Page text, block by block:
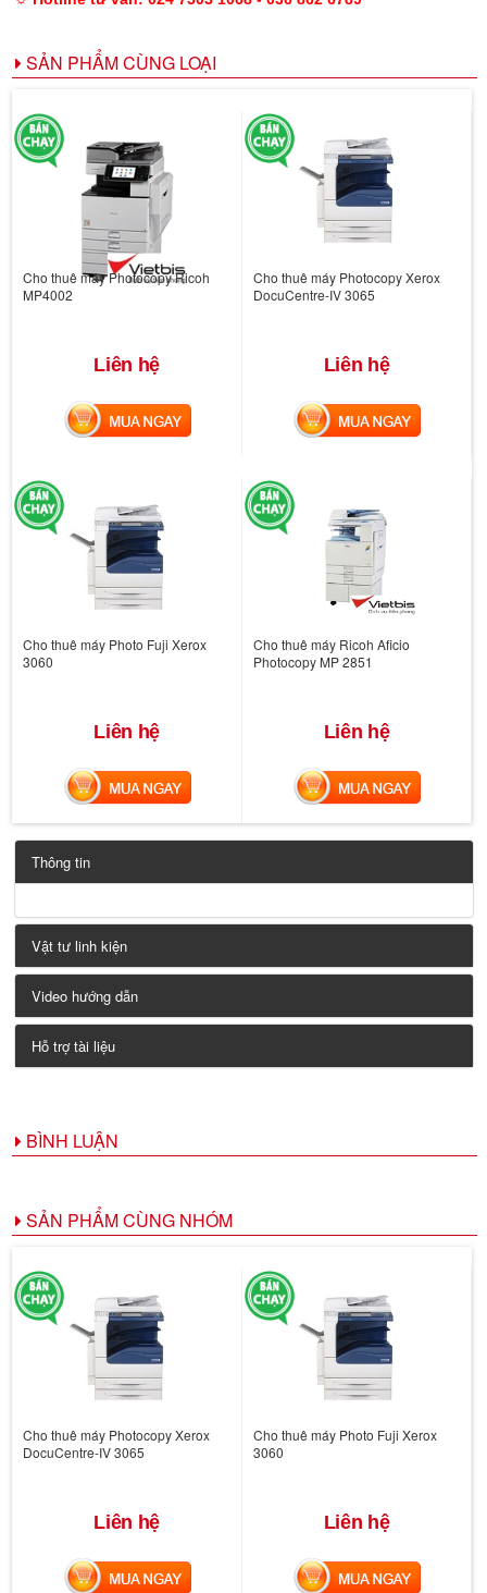
SẢN PHẨM CÙNG LOẠI
Cho thuê máy Photocopy Ricoh
MP4002
Liên hệ
MUA NGAY
Cho thuê máy Photocopy Xerox
DocuCentre-IV 3065
Liên hệ
MUA NGAY
Cho thuê máy Photo Fuji Xerox
3060
Liên hệ
MUA NGAY
Cho thuê máy Ricoh Aficio
Photocopy MP 2851
Liên hệ
MUA NGAY
Thông tin
Vật tư linh kiện
Video hướng dẫn
Hỗ trợ tài liệu
BÌNH LUẬN
SẢN PHẨM CÙNG NHÓM
Cho thuê máy Photocopy Xerox
DocuCentre-IV 3065
Liên hệ
MUA NGAY
Cho thuê máy Photo Fuji Xerox
3060
Liên hệ
MUA NGAY